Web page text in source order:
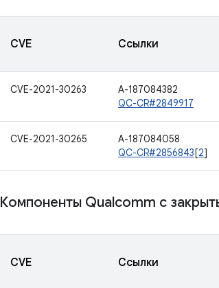
CVE Ссылки
CVE-2021-30263
A-187084382
QC-CR#2849917
CVE-2021-30265
A-187084058
QC-CR#2856843[2]
Компоненты Qualcomm с
CVE Ссылки